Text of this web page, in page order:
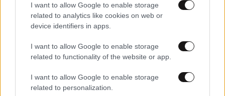
I want to allow Google to enable storage
related to analytics like cookies on web or
device identifiers in apps.
I want to allow Google to enable storage
related to functionality of the website or app.
I want to allow Google to enable storage
related to personalization.